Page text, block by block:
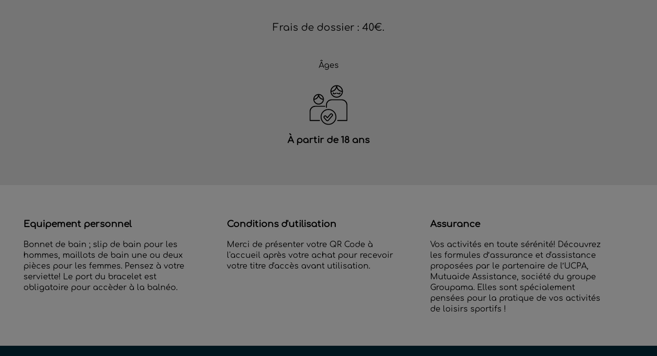
Frais de dossier : 40€.
Âges
À partir de 18 ans
Equipement personnel
Bonnet de bain ; slip de bain pour les
hommes, maillots de bain une ou deux
pièces pour les femmes. Pensez à votre
serviette! Le port du bracelet est
obligatoire pour accèder à la balnéo.
Conditions d'utilisation
Merci de présenter votre QR Code à
l'accueil après votre achat pour recevoir
votre titre d'accès avant utilisation.
Assurance
Vos activités en toute sérénité! Découvrez
les formules d’assurance et d'assistance
proposées par le partenaire de l’UCPA,
Mutuaide Assistance, société du groupe
Groupama. Elles sont spécialement
pensées pour la pratique de vos activités
de loisirs sportifs !